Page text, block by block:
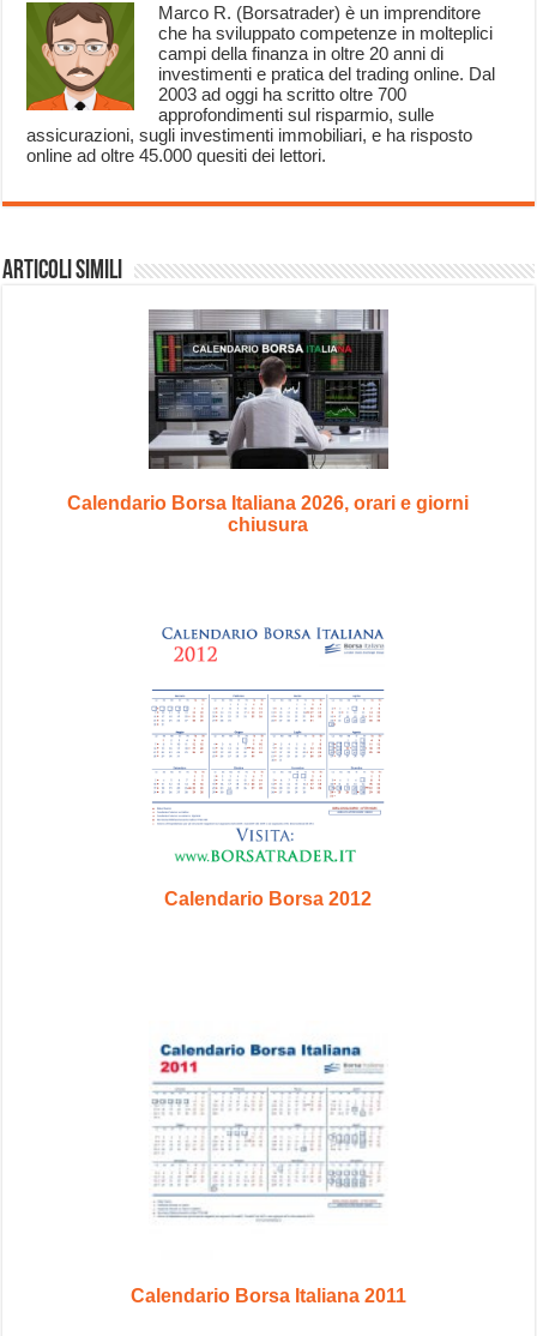
Marco R. (Borsatrader) è un imprenditore
che ha sviluppato competenze in molteplici
campi della finanza in oltre 20 anni di
investimenti e pratica del trading online. Dal
2003 ad oggi ha scritto oltre 700
approfondimenti sul risparmio, sulle
assicurazioni, sugli investimenti immobiliari, e ha risposto
online ad oltre 45.000 quesiti dei lettori.
Articoli Simili
Calendario Borsa Italiana 2026, orari e giorni
chiusura
Calendario Borsa 2012
Calendario Borsa Italiana 2011